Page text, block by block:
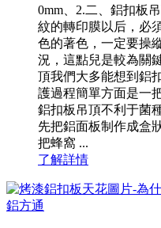
0mm、2.二、鋁扣
紋的轉印膜以后，必
色的著色，一定要操
況，這點兒是較為關
頂我們大多能想到鋁
護過程簡單方面是一
鋁扣板吊頂不利于
先把鋁面板制作成盒
把蜂窩 ...
了解詳情